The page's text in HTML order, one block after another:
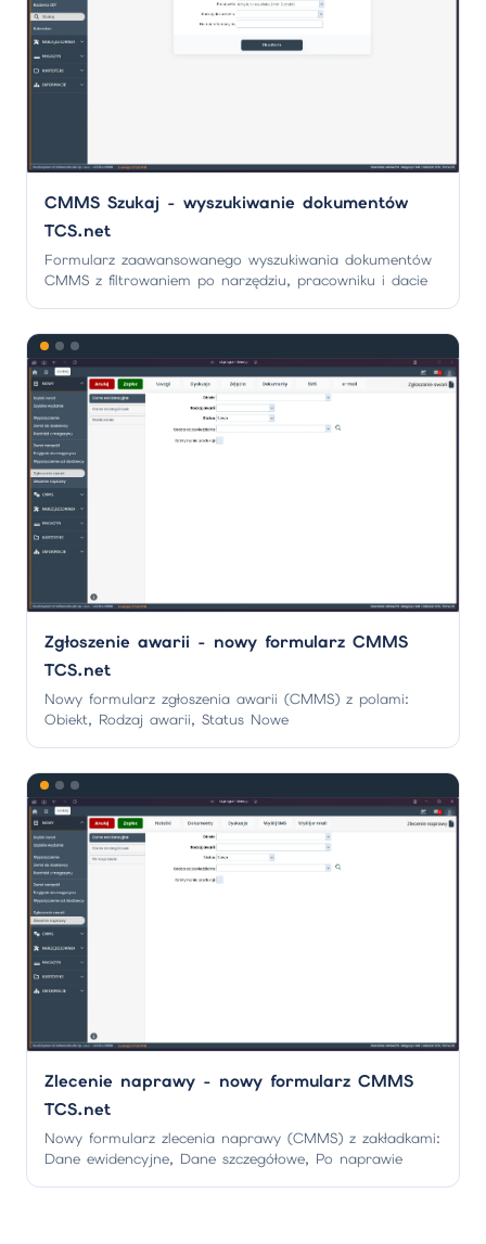
CMMS Szukaj - wyszukiwanie dokumentów
TCS.net
Formularz zaawansowanego wyszukiwania dokumentów
CMMS z filtrowaniem po narzędziu, pracowniku i dacie
Zgłoszenie awarii - nowy formularz CMMS
TCS.net
Nowy formularz zgłoszenia awarii (CMMS) z polami:
Obiekt, Rodzaj awarii, Status Nowe
Zlecenie naprawy - nowy formularz CMMS
TCS.net
Nowy formularz zlecenia naprawy (CMMS) z zakładkami:
Dane ewidencyjne, Dane szczegółowe, Po naprawie